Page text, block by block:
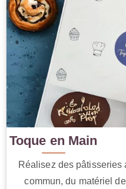
Toque en Main
Réalisez des pâtisseries
commun, du matériel